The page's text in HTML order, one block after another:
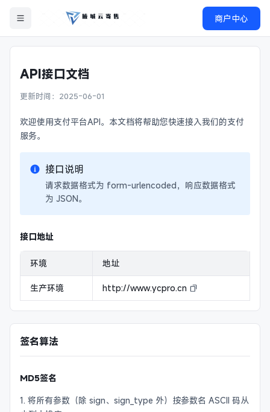
商户中心
API接口文档
更新时间：2025-06-01
欢迎使用支付平台API。本文档将帮助您快速接入我们的支付
服务。
接口说明
请求数据格式为 form-urlencoded，响应数据格式
为 JSON。
接口地址
环境 地址
生产环境 http://www.ycpro.cn
签名算法
MD5签名
1. 将所有参数（除 sign、sign_type 外）按参数名 ASCII 码从